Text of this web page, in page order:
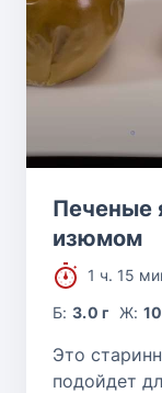
Печеные
изюмом
1 ч. 15
Б:3.0 г Ж:
Это
подойдет